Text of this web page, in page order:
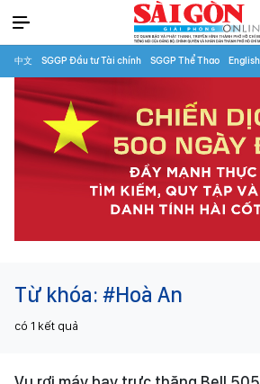
中文 SGGP Đầu tư Tài chính SGGP Thể Thao
Từ khóa: #Hoà An
có 1 kết quả